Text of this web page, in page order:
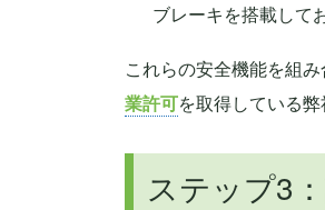
ブレーキを搭載して
これらの安全機能を組
業許可を取得している
ステップ3